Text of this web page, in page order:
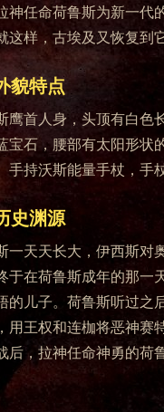
神任命荷鲁斯为新一代
这样，古埃及又恢复到
貌特点
鹰首人身，头顶有白色
宝石，腰部有太阳形状
手持沃斯能量手杖，手
史渊源
一天天长大，伊西斯对
于在荷鲁斯成年的那一
的儿子。荷鲁斯听过之
用王权和连枷将恶神赛
后，拉神任命神勇的荷